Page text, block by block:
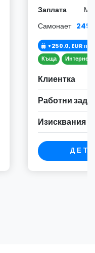
Заплата
Самонает
+250.0, EUR
Къща
Интернет
Клиентка
Работни
Изисквания